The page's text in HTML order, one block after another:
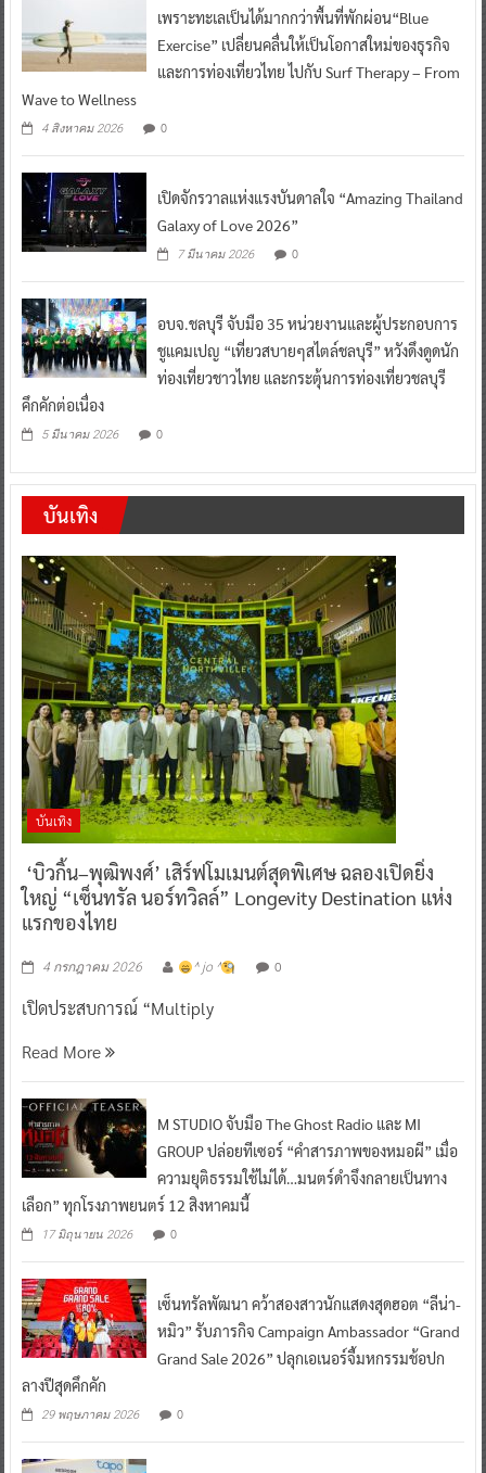
เพราะทะเลเป็นได้มากกว่าพื้นที่พักผ่อน“Blue
Exercise” เปลี่ยนคลื่นให้เป็นโอกาสใหม่ของธุรกิจ
และการท่องเที่ยวไทย ไปกับ Surf Therapy – From
Wave to Wellness
4 สิงหาคม 2026 0
เปิดจักรวาลแห่งแรงบันดาลใจ “Amazing Thailand
Galaxy of Love 2026”
7 มีนาคม 2026 0
อบจ.ชลบุรี จับมือ 35 หน่วยงานและผู้ประกอบการ
ชูแคมเปญ “เที่ยวสบายๆสไตล์ชลบุรี” หวังดึงดูดนัก
ท่องเที่ยวชาวไทย และกระตุ้นการท่องเที่ยวชลบุรี
คึกคักต่อเนื่อง
5 มีนาคม 2026 0
บันเทิง
บันเทิง
‘บิวกิ้น–พุฒิพงศ์’ เสิร์ฟโมเมนต์สุดพิเศษ ฉลองเปิดยิ่ง
ใหญ่ “เซ็นทรัล นอร์ทวิลล์” Longevity Destination แห่ง
แรกของไทย
4 กรกฎาคม 2026 ^ jo ^ 0
เปิดประสบการณ์ “Multiply
Read More
M STUDIO จับมือ The Ghost Radio และ MI
GROUP ปล่อยทีเซอร์ “คำสารภาพของหมอผี” เมื่อ
ความยุติธรรมใช้ไม่ได้…มนตร์ดำจึงกลายเป็นทาง
เลือก” ทุกโรงภาพยนตร์ 12 สิงหาคมนี้
17 มิถุนายน 2026 0
เซ็นทรัลพัฒนา คว้าสองสาวนักแสดงสุดฮอต “ลีน่า-
หมิว” รับภารกิจ Campaign Ambassador “Grand
Grand Sale 2026” ปลุกเอเนอร์จี้มหกรรมช้อปก
ลางปีสุดคึกคัก
29 พฤษภาคม 2026 0